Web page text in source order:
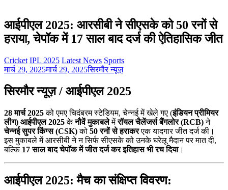
आईपीएल 2025: आरसीबी ने सीएसके को 50 रनों से
हराया, चेपॉक में 17 साल बाद दर्ज की ऐतिहासिक जीत
Cricket IPL 2025 Latest News Sports
मार्च 29, 2025मार्च 29, 2025सिरमौर न्यूज़
सिरमौर न्यूज़ / आईपीएल 2025
28 मार्च 2025को एमए चिदंबरम स्टेडियम, चेन्नई में खेले गए (इंडियन प्रीमियर
लीग) आईपीएल 2025केनौवें मुकाबलेमेंरॉयल चैलेंजर्स बैंगलोर (RCB)ने
चेन्नई सुपर किंग्स (CSK)को 50 रनों से हराकरएक यादगार जीत दर्ज की।
इस मुकाबले में आरसीबी ने न सिर्फ सीएसके को उनके घरेलू मैदान पर मात दी,
बल्कि 17 साल बाद चेपॉक में जीत दर्ज कर इतिहास भी रच दिया।
आईपीएल 2025:मैच का संक्षिप्त विवरण: